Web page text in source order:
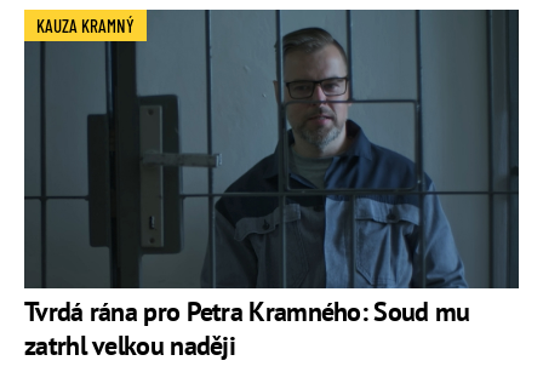
Tvrdá rána pro Petra Kramného: Soud mu
zatrhl velkou naději
KAUZA KRAMNÝ